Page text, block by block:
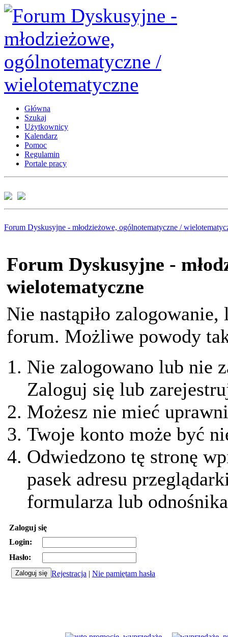
Główna
Szukaj
Użytkownicy
Kalendarz
Pomoc
Regulamin
Portale pracy
Forum Dyskusyjne - młodzieżowe, ogólnotematyczne /
Forum Dyskusyjne -
wielotematyczne
Nie nastąpiło
forum. Możliwe powody
Nie zalogowano lub nie
Zaloguj się lub
Możesz nie mieć
Twoje konto może być
Odwiedzono tę stronę
pasek adresu
formularza lub
Zaloguj się
Login:
Hasło:
Rejestracja | Nie pamiętam hasła